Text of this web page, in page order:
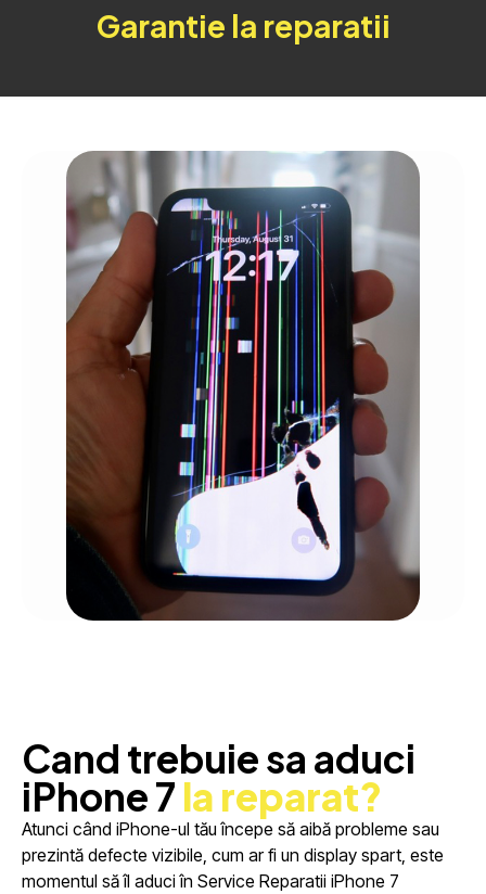
Garantie la reparatii
Cand trebuie sa aduci
iPhone 7 la reparat?
Atunci când iPhone-ul tău începe să aibă probleme sau
prezintă defecte vizibile, cum ar fi un display spart, este
momentul să îl aduci în Service Reparatii iPhone 7